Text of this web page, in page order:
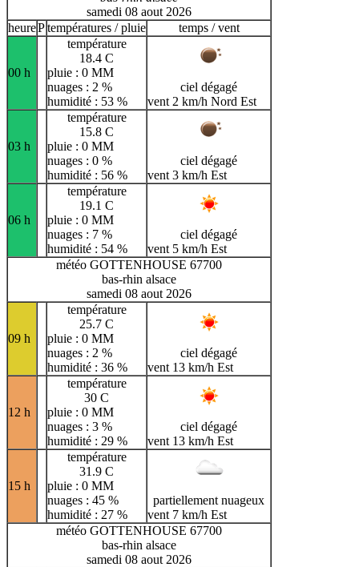
samedi 08 aout 2026
heurePtempératures / pluie temps / vent
00 h
température
18.4 C
pluie : 0 MM
nuages : 2 %
humidité : 53 %
ciel dégagé
vent 2 km/h Nord Est
03 h
température
15.8 C
pluie : 0 MM
nuages : 0 %
humidité : 56 %
ciel dégagé
vent 3 km/h Est
06 h
température
19.1 C
pluie : 0 MM
nuages : 7 %
humidité : 54 %
ciel dégagé
vent 5 km/h Est
météo GOTTENHOUSE 67700
bas-rhin alsace
samedi 08 aout 2026
09 h
température
25.7 C
pluie : 0 MM
nuages : 2 %
humidité : 36 %
ciel dégagé
vent 13 km/h Est
12 h
température
30 C
pluie : 0 MM
nuages : 3 %
humidité : 29 %
ciel dégagé
vent 13 km/h Est
15 h
température
31.9 C
pluie : 0 MM
nuages : 45 %
humidité : 27 %
partiellement nuageux
vent 7 km/h Est
météo GOTTENHOUSE 67700
bas-rhin alsace
samedi 08 aout 2026